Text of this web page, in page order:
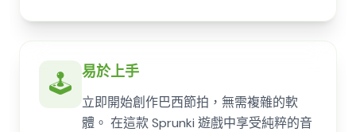
🕹️ 易於上手
立即開始創作巴西節拍，無需複雜的軟
體。 在這款 Sprunki 遊戲中享受純粹的音